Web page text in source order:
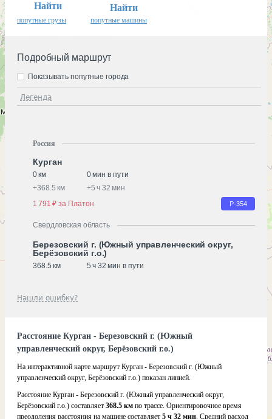
Найти
попутные грузы
Найти
попутные машины
Подробный маршрут
Легенда
Показывать попутные города
Россия
Курган
0 км
0 мин в пути
+368.5 км +5 ч 32 мин
1 791 ₽ за Платон
Р-354
Свердловская область
Березовский г. (Южный управленческий округ,
Берёзовский г.о.)
368.5 км 5 ч 32 мин в пути
Нашли ошибку?
Расстояние Курган - Березовский г. (Южный
управленческий округ, Берёзовский г.о.)
На интерактивной карте маршрут Курган - Березовский г. (Южный
управленческий округ, Берёзовский г.о.) показан линией.
Расстояние Курган - Березовский г. (Южный управленческий округ,
Берёзовский г.о.) составляет 368.5 км по трассе. Ориентировочное время
преодоления расстояния на машине составляет 5 ч 32 мин. Средний расход